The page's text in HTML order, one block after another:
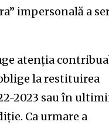
impersonală a
atenția
la restituirea
2023 sau în
Ca urmare a